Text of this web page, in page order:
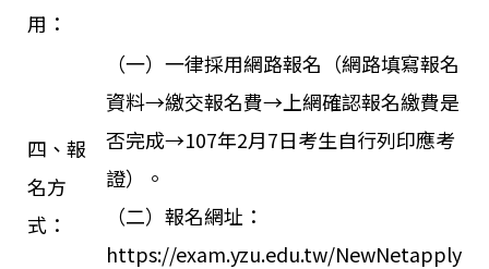
用：
四、報
名方
式：
（一）一律採用網路報名（網路填寫報名
資料→繳交報名費→上網確認報名繳費是
否完成→107年2月7日考生自行列印應考
證）。
（二）報名網址：
https://exam.yzu.edu.tw/NewNetapply